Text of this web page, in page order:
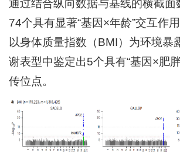
通过结合纵向数据与基线的横截面
74个具有显著“基因×年龄”交互作
以身体质量指数（BMI）为环境暴
谢表型中鉴定出5个具有“基因×肥
传位点。